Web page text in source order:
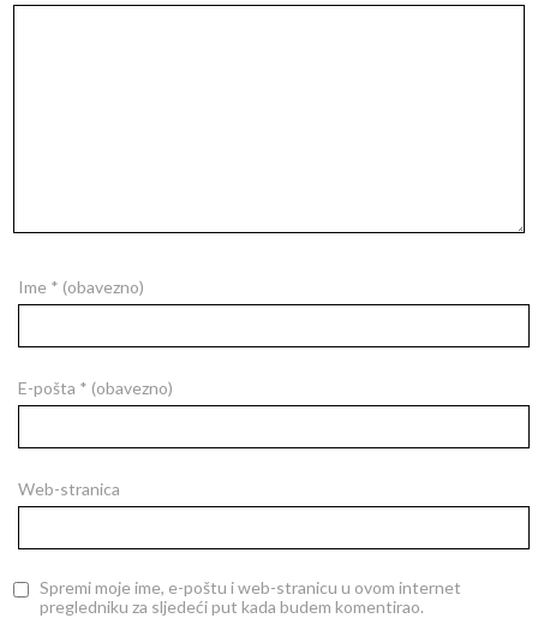
Ime * (obavezno)
E-pošta * (obavezno)
Web-stranica
Spremi moje ime, e-poštu i web-stranicu u ovom internet
pregledniku za sljedeći put kada budem komentirao.